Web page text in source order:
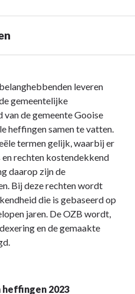
leveren
gemeentelijke
de gemeente Gooise
heffingen samen te vatten.
termen gelijk, waarbij er
rechten kostendekkend
daarop zijn de
Bij deze rechten wordt
die is gebaseerd op
jaren. De OZB wordt,
en de gemaakte
2023